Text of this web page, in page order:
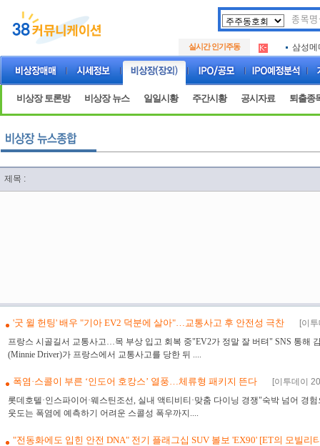
실시간 인기주동
.
아크로
삼성메
.
아크로
.
아하
비상장 토론방 비상장 뉴스 일일시황 주간시황 공시자료 퇴출종
제목 :
'굿 윌 헌팅' 배우 "기아 EV2 덕분에 살아"…교통사고 후 안전성 극찬
[이
프랑스 시골길서 교통사고…목 부상 입고 회복 중"EV2가 정말 잘 버텨" SNS 통해
(Minnie Driver)가 프랑스에서 교통사고를 당한 뒤 ....
폭염·스콜이 부른 ‘인도어 호캉스’ 열풍…체류형 패키지 뜬다
[이투데이
롯데호텔·인스파이어·웨스틴조선, 실내 액티비티·맞춤 다이닝 경쟁"숙박 넘어
웃도는 폭염에 예측하기 어려운 스콜성 폭우까지....
"전동화에도 입힌 안전 DNA" 전기 플래그십 SUV 볼보 'EX90' [ET의 모빌리